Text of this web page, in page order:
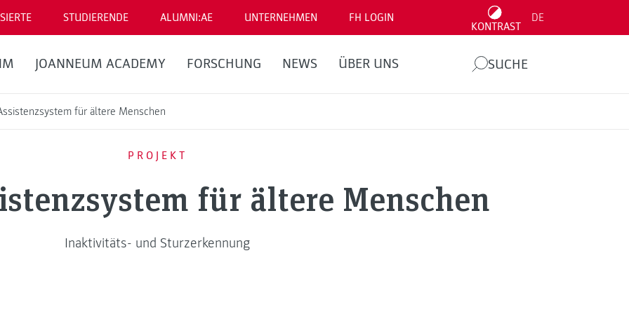
STUDIERENDE ALUMNI:AE UNTERNEHMEN FH LOGIN
KONTRAST
DE
JOANNEUM ACADEMY FORSCHUNG NEWS ÜBER UNS SUCHE
für ältere Menschen
PROJEKT
für ältere Menschen
Inaktivitäts- und Sturzerkennung